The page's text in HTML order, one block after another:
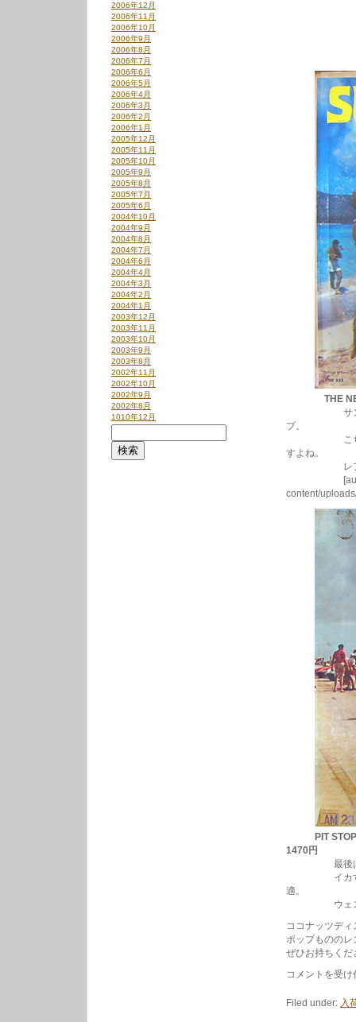
THE
サンデイズ
プ。
こちらもボ
すよね。
レアーな
content/
PIT
1470円
最後は50s
イカすブー
適。
ウェストコ
ココナッツデ
ポップもののレ
ぜひお持ちくだ
海
ビ
コメントを受
Filed under: 入
2006年12月
2006年11月
2006年10月
2006年9月
2006年8月
2006年7月
2006年6月
2006年5月
2006年4月
2006年3月
2006年2月
2006年1月
2005年12月
2005年11月
2005年10月
2005年9月
2005年8月
2005年7月
2005年6月
2004年10月
2004年9月
2004年8月
2004年7月
2004年6月
2004年4月
2004年3月
2004年2月
2004年1月
2003年12月
2003年11月
2003年10月
2003年9月
2003年8月
2002年11月
2002年10月
2002年9月
2002年8月
1010年12月